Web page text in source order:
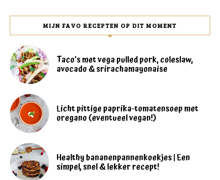
MIJN FAVO RECEPTEN OP DIT MOMENT
Taco’s met vega pulled pork, coleslaw,
avocado & srirachamayonaise
Licht pittige paprika-tomatensoep met
oregano (eventueel vegan!)
Healthy bananenpannenkoekjes | Een
simpel, snel & lekker recept!